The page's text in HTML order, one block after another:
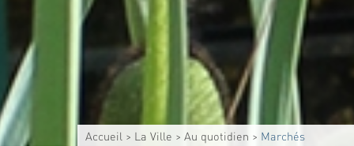
Accueil > La Ville > Au quotidien > Marchés